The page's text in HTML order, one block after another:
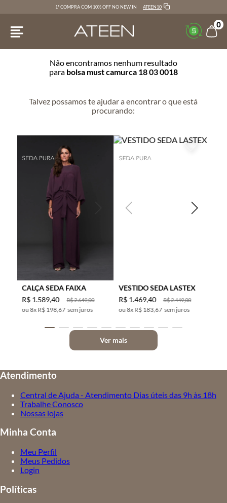
1ª COMPRA COM 10% OFF NO NEW IN ATEEN10
0
Não encontramos nenhum resultado
para bolsa must camurca 18 03 0018
Talvez possamos te ajudar a encontrar o que está
procurando:
CALÇA SEDA FAIXA
R$2.649,00
R$ 1.589,40
8x R$ 198,67 sem juros
VESTIDO SEDA LASTEX
R$2.449,00
R$ 1.469,40
8x R$ 183,67 sem juros
Ver mais
Atendimento
Central de Ajuda - Atendimento Dias úteis das 9h às 18h
Trabalhe Conosco
Nossas lojas
Minha Conta
Meu Perfil
Meus Pedidos
Login
Políticas